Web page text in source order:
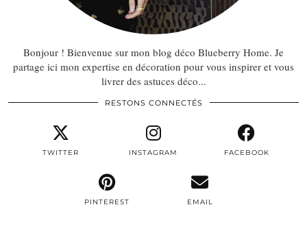
Bonjour ! Bienvenue sur mon blog déco Blueberry Home. Je
partage ici mon expertise en décoration pour vous inspirer et vous
livrer des astuces déco...
RESTONS CONNECTÉS
TWITTER INSTAGRAM FACEBOOK
PINTEREST EMAIL